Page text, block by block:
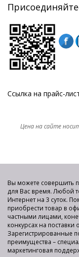
Ссылка на прайс-
Цена на сайте
Вы можете совершить
для Вас время. Любой
Интернет на 3 суток.
приобрести товар в
частными лицами,
конкурсах на
Зарегистрированные
преимущества –
маркетинговая